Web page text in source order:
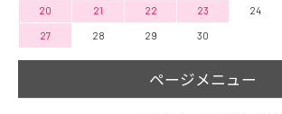
20 21 22 23 24
27 28 29 30
ページメニュー